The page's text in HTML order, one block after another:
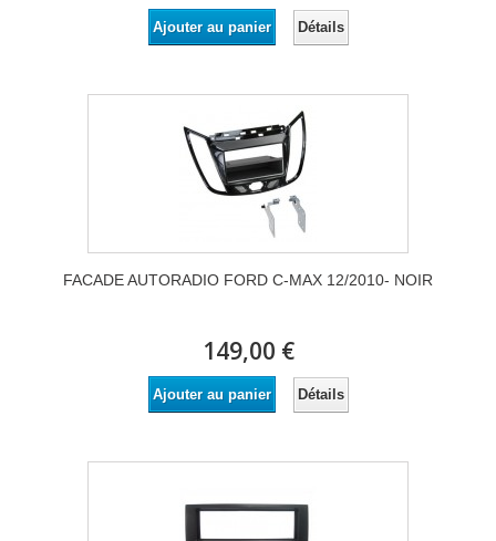
Ajouter au panier Détails
FACADE AUTORADIO FORD C-MAX 12/2010- NOIR
149,00 €
Ajouter au panier Détails